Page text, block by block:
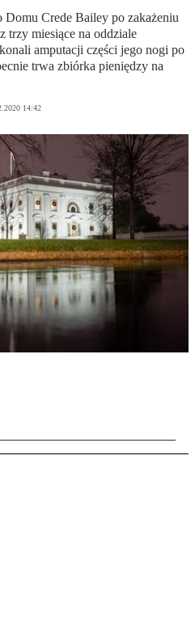
Crede Bailey po zakażeniu
trzy miesiące na oddziale
amputacji części jego nogi po
trwa zbiórka pieniędzy na
14:42